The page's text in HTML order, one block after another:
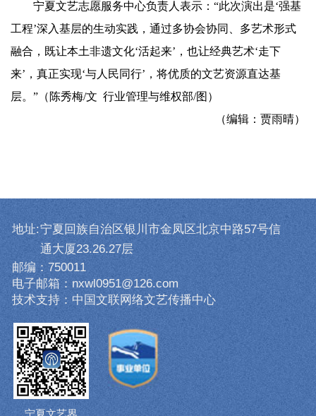
宁夏文艺志愿服务中心负责人表示：“此次演出是‘强基
工程’深入基层的生动实践，通过多协会协同、多艺术形式
融合，既让本土非遗文化‘活起来’，也让经典艺术‘走下
来’，真正实现‘与人民同行’，将优质的文艺资源直达基
层。”（陈秀梅/文 行业管理与维权部/图）
（编辑：贾雨晴）
地址:宁夏回族自治区银川市金凤区北京中路57号信
通大厦23.26.27层
邮编：750011
电子邮箱：nxwl0951@126.com
技术支持：中国文联网络文艺传播中心
宁夏文艺界